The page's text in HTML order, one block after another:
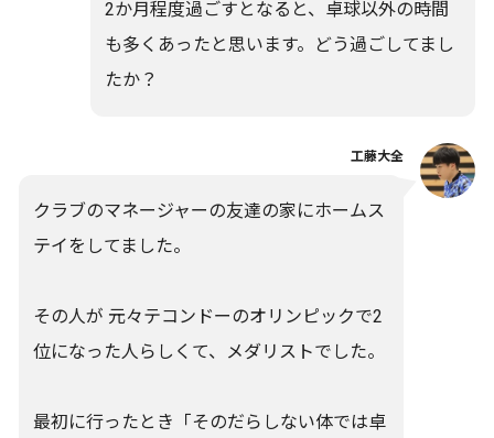
2か月程度過ごすとなると、卓球以外の時間
も多くあったと思います。どう過ごしてまし
たか？
工藤大全
クラブのマネージャーの友達の家にホームス
テイをしてました。
その人が 元々テコンドーのオリンピックで2
位になった人らしくて、メダリストでした。
最初に行ったとき「そのだらしない体では卓